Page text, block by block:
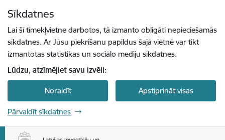
Sīkdatnes
Lai šī tīmekļvietne darbotos, tā izmanto obligāti nepieciešamās
sīkdatnes. Ar Jūsu piekrišanu papildus šajā vietnē var tikt
izmantotas statistikas un sociālo mediju sīkdatnes.
Lūdzu, atzīmējiet savu izvēli:
Noraidīt Apstiprināt visas
Pārvaldīt sīkdatnes